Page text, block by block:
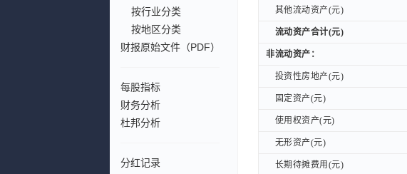
按行业分类
按地区分类
财报原始文件（PDF）
每股指标
财务分析
杜邦分析
分红记录
其他流动资产(元)
流动资产合计(元)
非流动资产：
投资性房地产(元)
固定资产(元)
使用权资产(元)
无形资产(元)
长期待摊费用(元)
其他流动资产(元)
流动资产合计(元)
非流动资产：
投资性房地产(元)
固定资产(元)
使用权资产(元)
无形资产(元)
长期待摊费用(元)